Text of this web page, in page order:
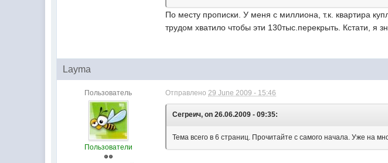
По месту прописки. У меня с миллиона, т.к. квартира
трудом хватило чтобы эти 130тыс.перекрыть. Кстати, я
Layma
Пользователь
Пользователи
Отправлено29 June 2009 - 15:46
Сегреич, on 26.06.2009 - 09:35:
Тема всего в 6 страниц. Прочитайте с самого начала. Уже на